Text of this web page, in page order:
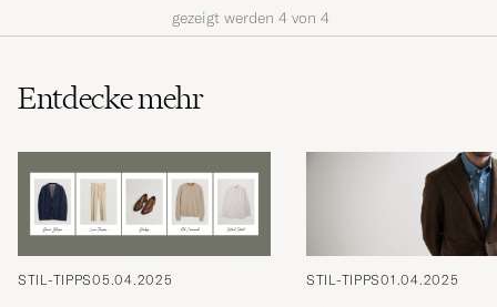
gezeigt werden 4 von 4
Entdecke mehr
STIL-TIPPS05.04.2025 STIL-TIPPS01.04.2025